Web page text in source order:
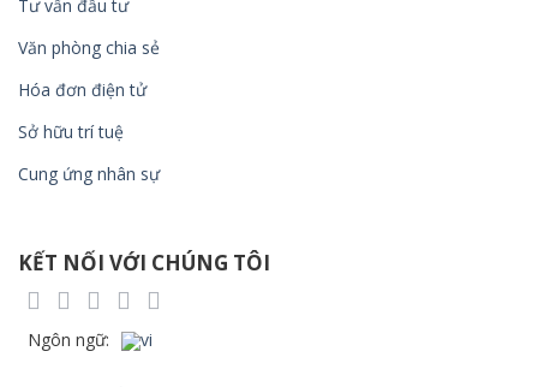
Tư vấn đầu tư
Văn phòng chia sẻ
Hóa đơn điện tử
Sở hữu trí tuệ
Cung ứng nhân sự
KẾT NỐI VỚI CHÚNG TÔI